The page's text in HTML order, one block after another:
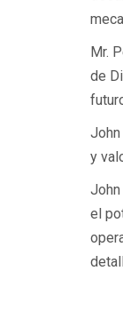
Mr.
de
y
el